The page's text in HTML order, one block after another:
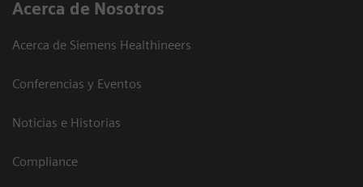
Acerca de Nosotros
Acerca de Siemens Healthineers
Conferencias y Eventos
Noticias e Historias
Compliance